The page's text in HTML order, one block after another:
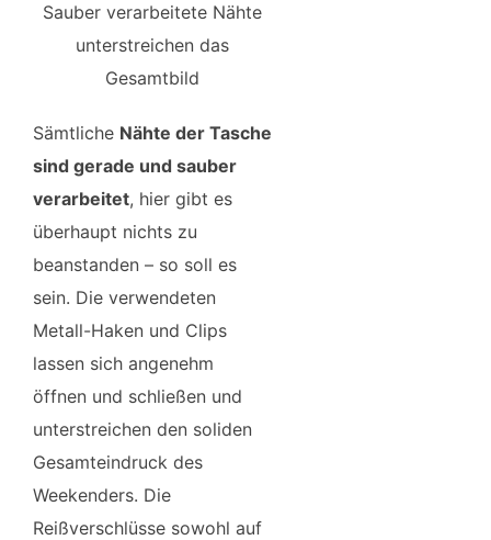
Sauber verarbeitete Nähte
unterstreichen das
Gesamtbild
Sämtliche Nähte der Tasche
sind gerade und sauber
verarbeitet, hier gibt es
überhaupt nichts zu
beanstanden – so soll es
sein. Die verwendeten
Metall-Haken und Clips
lassen sich angenehm
öffnen und schließen und
unterstreichen den soliden
Gesamteindruck des
Weekenders. Die
Reißverschlüsse sowohl auf